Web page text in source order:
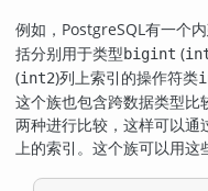
例如， PostgreSQL有一个
括分别用于类型bigint (
(int2)列上索引的操作符类
这个族也包含跨数据类型比
两种进行比较，这样可以通
上的索引。这个族可以用这